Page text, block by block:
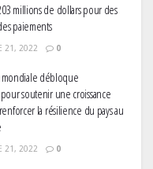
millions de dollars pour des
paiements
21, 2022 0
mondiale débloque
soutenir une croissance
la résilience du pays au
21, 2022 0